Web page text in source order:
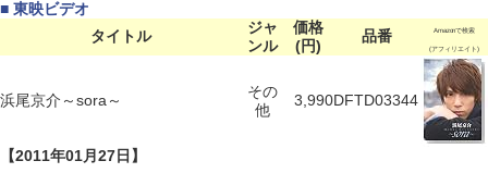
■ 東映ビデオ
タイトル
ジャ
ンル
価格
(円)
品番 Amazonで検索
(アフィリエイト)
浜尾京介～sora～
その
他
3,990DFTD03344
【2011年01月27日】